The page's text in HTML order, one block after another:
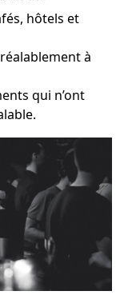
hôtels et
à
qui n’ont